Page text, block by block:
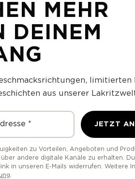
MEHR
DEINEM
limitierten
aus unserer
JETZT
zu Vorteilen, Angeboten und
über andere digitale Kanäle zu erhalten.
in unseren E-Mails widerrufen. Weitere